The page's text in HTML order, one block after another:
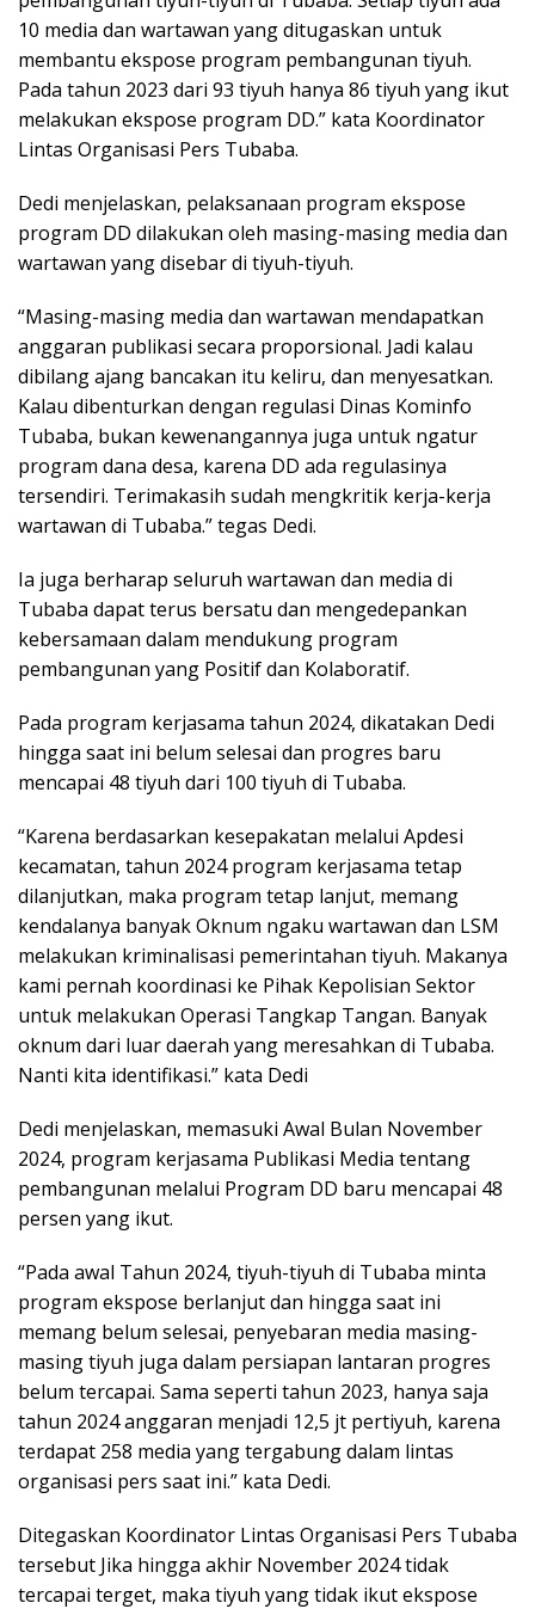
10 media dan wartawan yang ditugaskan untuk
membantu ekspose program pembangunan tiyuh.
Pada tahun 2023 dari 93 tiyuh hanya 86 tiyuh yang ikut
melakukan ekspose program DD.” kata Koordinator
Lintas Organisasi Pers Tubaba.
Dedi menjelaskan, pelaksanaan program ekspose
program DD dilakukan oleh masing-masing media dan
wartawan yang disebar di tiyuh-tiyuh.
“Masing-masing media dan wartawan mendapatkan
anggaran publikasi secara proporsional. Jadi kalau
dibilang ajang bancakan itu keliru, dan menyesatkan.
Kalau dibenturkan dengan regulasi Dinas Kominfo
Tubaba, bukan kewenangannya juga untuk ngatur
program dana desa, karena DD ada regulasinya
tersendiri. Terimakasih sudah mengkritik kerja-kerja
wartawan di Tubaba.” tegas Dedi.
Ia juga berharap seluruh wartawan dan media di
Tubaba dapat terus bersatu dan mengedepankan
kebersamaan dalam mendukung program
pembangunan yang Positif dan Kolaboratif.
Pada program kerjasama tahun 2024, dikatakan Dedi
hingga saat ini belum selesai dan progres baru
mencapai 48 tiyuh dari 100 tiyuh di Tubaba.
“Karena berdasarkan kesepakatan melalui Apdesi
kecamatan, tahun 2024 program kerjasama tetap
dilanjutkan, maka program tetap lanjut, memang
kendalanya banyak Oknum ngaku wartawan dan LSM
melakukan kriminalisasi pemerintahan tiyuh. Makanya
kami pernah koordinasi ke Pihak Kepolisian Sektor
untuk melakukan Operasi Tangkap Tangan. Banyak
oknum dari luar daerah yang meresahkan di Tubaba.
Nanti kita identifikasi.” kata Dedi
Dedi menjelaskan, memasuki Awal Bulan November
2024, program kerjasama Publikasi Media tentang
pembangunan melalui Program DD baru mencapai 48
persen yang ikut.
“Pada awal Tahun 2024, tiyuh-tiyuh di Tubaba minta
program ekspose berlanjut dan hingga saat ini
memang belum selesai, penyebaran media masing-
masing tiyuh juga dalam persiapan lantaran progres
belum tercapai. Sama seperti tahun 2023, hanya saja
tahun 2024 anggaran menjadi 12,5 jt pertiyuh, karena
terdapat 258 media yang tergabung dalam lintas
organisasi pers saat ini.” kata Dedi.
Ditegaskan Koordinator Lintas Organisasi Pers Tubaba
tersebut Jika hingga akhir November 2024 tidak
tercapai terget, maka tiyuh yang tidak ikut ekspose